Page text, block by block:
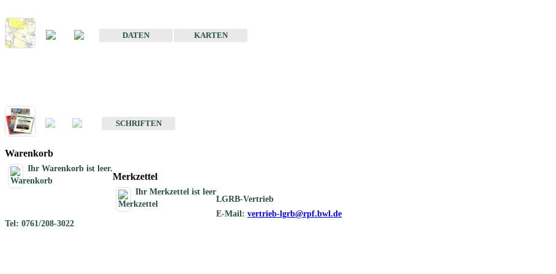
DATEN
KARTEN
SCHRIFTEN
Warenkorb
Ihr Warenkorb ist leer.
Merkzettel
Ihr Merkzettel ist leer
LGRB-Vertrieb
E-Mail: vertrieb-lgrb@rpf.bwl.de
Tel: 0761/208-3022